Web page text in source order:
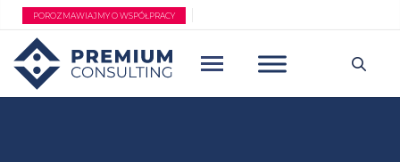
Przejdź
treści
POROZMAWIAJMY O WSPÓŁPRACY